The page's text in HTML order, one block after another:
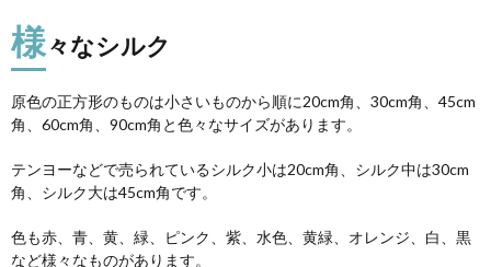
様々なシルク
原色の正方形のものは小さいものから順に20cm角、30cm角、45cm
角、60cm角、90cm角と色々なサイズがあります。
テンヨーなどで売られているシルク小は20cm角、シルク中は30cm
角、シルク大は45cm角です。
色も赤、青、黄、緑、ピンク、紫、水色、黄緑、オレンジ、白、黒
など様々なものがあります。